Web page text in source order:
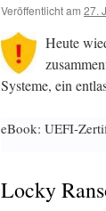
Veröffentlicht am 27.
Heute
Systeme, ein
eBook: UEFI-
Locky